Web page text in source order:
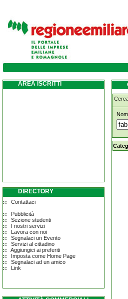
fabbricazione-di-
trazione-manuale-o-
AREA ISCRITTI
DIRECTORY
Contattaci
Pubblicità
Sezione studenti
I nostri servizi
Lavora con noi
Segnalaci un Evento
Servizi al cittadino
Aggiungici ai preferiti
Imposta come Home Page
Segnalaci ad un amico
Link